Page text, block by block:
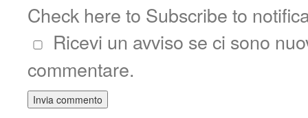
Check here to Subscribe to
Ricevi un avviso se ci sono
commentare.